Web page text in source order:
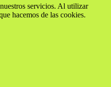
servicios. Al utilizar
hacemos de las cookies.